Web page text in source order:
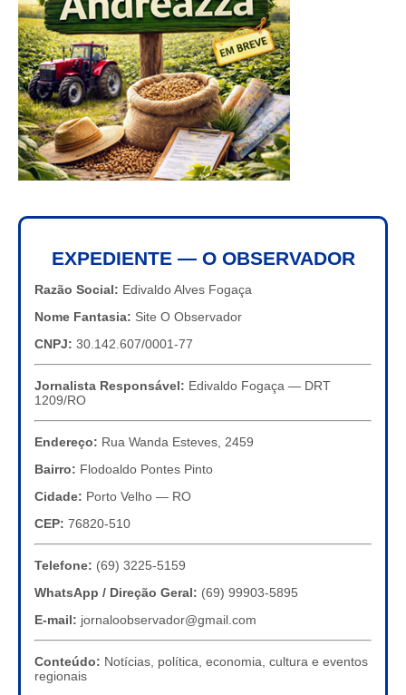
EXPEDIENTE — O OBSERVADOR
Razão Social: Edivaldo Alves Fogaça
Nome Fantasia: Site O Observador
CNPJ: 30.142.607/0001-77
Jornalista Responsável: Edivaldo Fogaça — DRT
1209/RO
Endereço: Rua Wanda Esteves, 2459
Bairro: Flodoaldo Pontes Pinto
Cidade: Porto Velho — RO
CEP: 76820-510
Telefone: (69) 3225-5159
WhatsApp / Direção Geral: (69) 99903-5895
E-mail: jornaloobservador@gmail.com
Conteúdo: Notícias, política, economia, cultura e eventos
regionais